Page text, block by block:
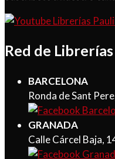
Red de Librerías
BARCELONA
Ronda de Sant
GRANADA
Calle Cárcel Baja,